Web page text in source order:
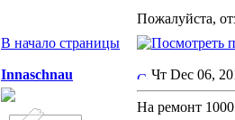
Пожалуйста,
В начало страницы
Innaschnau Чт Dec 06,
На ремонт